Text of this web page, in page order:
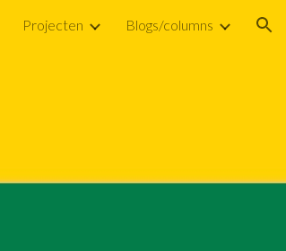
Projecten Blogs/columns